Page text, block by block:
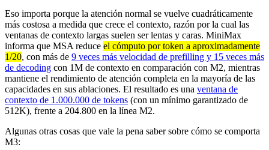
Eso importa porque la atención normal se vuelve cuadráticamente
más costosa a medida que crece el contexto, razón por la cual las
ventanas de contexto largas suelen ser lentas y caras. MiniMax
informa que MSA reduce el cómputo por token a aproximadamente
1/20, con más de 9 veces más velocidad de prefilling y 15 veces más
de decoding con 1M de contexto en comparación con M2, mientras
mantiene el rendimiento de atención completa en la mayoría de las
capacidades en sus ablaciones. El resultado es una ventana de
contexto de 1.000.000 de tokens (con un mínimo garantizado de
512K), frente a 204.800 en la línea M2.
Algunas otras cosas que vale la pena saber sobre cómo se comporta
M3: